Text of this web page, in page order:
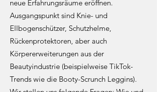
neue Erfahrungsräume eröffnen.
Ausgangspunkt sind Knie- und
Ellbogenschützer, Schutzhelme,
Rückenprotektoren, aber auch
Körpererweiterungen aus der
Beautyindustrie (beispielweise TikTok-
Trends wie die Booty-Scrunch Leggins).